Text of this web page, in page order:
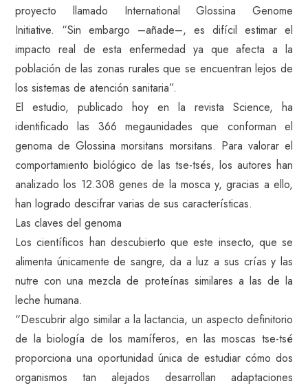
proyecto llamado International Glossina Genome
Initiative. “Sin embargo –añade–, es difícil estimar el
impacto real de esta enfermedad ya que afecta a la
población de las zonas rurales que se encuentran lejos de
los sistemas de atención sanitaria”.
El estudio, publicado hoy en la revista Science, ha
identificado las 366 megaunidades que conforman el
genoma de Glossina morsitans morsitans. Para valorar el
comportamiento biológico de las tse-tsés, los autores han
analizado los 12.308 genes de la mosca y, gracias a ello,
han logrado descifrar varias de sus características.
Las claves del genoma
Los científicos han descubierto que este insecto, que se
alimenta únicamente de sangre, da a luz a sus crías y las
nutre con una mezcla de proteínas similares a las de la
leche humana.
“Descubrir algo similar a la lactancia, un aspecto definitorio
de la biología de los mamíferos, en las moscas tse-tsé
proporciona una oportunidad única de estudiar cómo dos
organismos tan alejados desarrollan adaptaciones